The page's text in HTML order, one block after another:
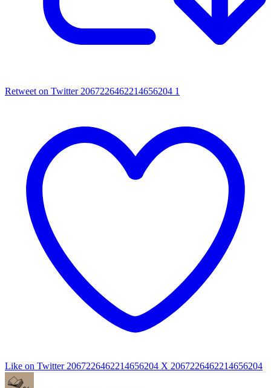
Retweet on Twitter 2067226462214656204 1
Like on Twitter 2067226462214656204 X 2067226462214656204